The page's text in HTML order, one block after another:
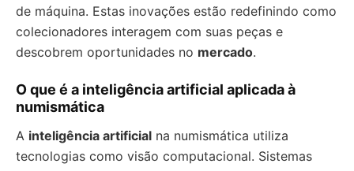
de máquina. Estas inovações estão redefinindo como
colecionadores interagem com suas peças e
descobrem oportunidades no mercado.
O que é a inteligência artificial aplicada à
numismática
A inteligência artificial na numismática utiliza
tecnologias como visão computacional. Sistemas